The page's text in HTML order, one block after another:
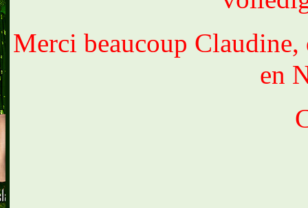
Merci beaucoup
en